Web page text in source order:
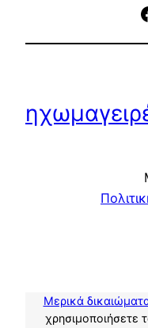
Μερικά
χρησιμοποιήσετε